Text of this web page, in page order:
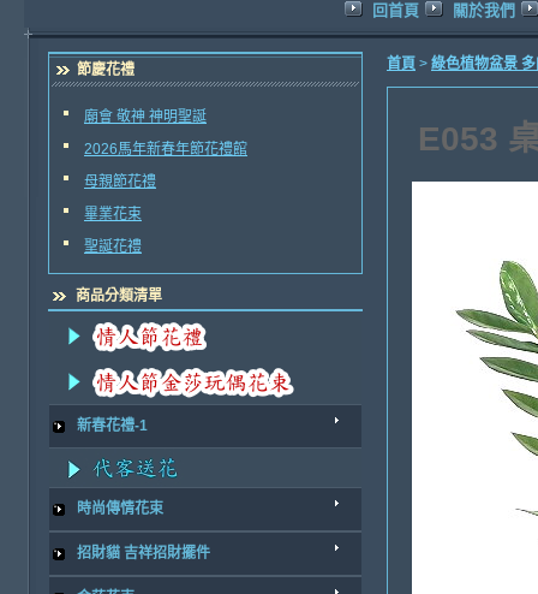
回首頁 關於我們
節慶花禮
廟會 敬神 神明聖誕
2026馬年新春年節花禮館
母親節花禮
畢業花束
聖誕花禮
商品分類清單
新春花禮-1
時尚傳情花束
招財貓 吉祥招財擺件
首頁 > 綠色植物盆景
E053